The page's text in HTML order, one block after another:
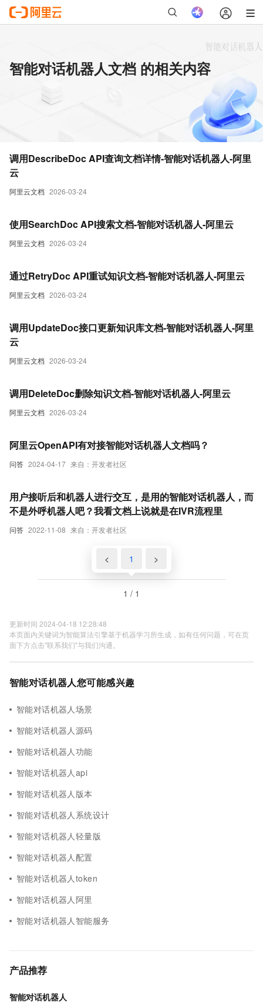
智能对话机器人文档 的相关内容
阿里云文档 2026-03-24
调用DescribeDoc API查询文档详情-智能对话机器人-阿里
云
阿里云文档 2026-03-24
使用SearchDoc API搜索文档-智能对话机器人-阿里云
阿里云文档 2026-03-24
通过RetryDoc API重试知识文档-智能对话机器人-阿里云
阿里云文档 2026-03-24
调用UpdateDoc接口更新知识库文档-智能对话机器人-阿里
云
阿里云文档 2026-03-24
调用DeleteDoc删除知识文档-智能对话机器人-阿里云
问答 2024-04-17 来自：开发者社区
阿里云OpenAPI有对接智能对话机器人文档吗？
问答 2022-11-08 来自：开发者社区
用户接听后和机器人进行交互，是用的智能对话机器人，而
不是外呼机器人吧？我看文档上说就是在IVR流程里
< 1 >
1 / 1
更新时间 2024-04-18 12:28:48
本页面内关键词为智能算法引擎基于机器学习所生成，如有任何问题，可在页
面下方点击"联系我们"与我们沟通。
智能对话机器人您可能感兴趣
智能对话机器人场景
智能对话机器人源码
智能对话机器人功能
智能对话机器人api
智能对话机器人版本
智能对话机器人系统设计
智能对话机器人轻量版
智能对话机器人配置
智能对话机器人token
智能对话机器人阿里
智能对话机器人智能服务
产品推荐
智能对话机器人